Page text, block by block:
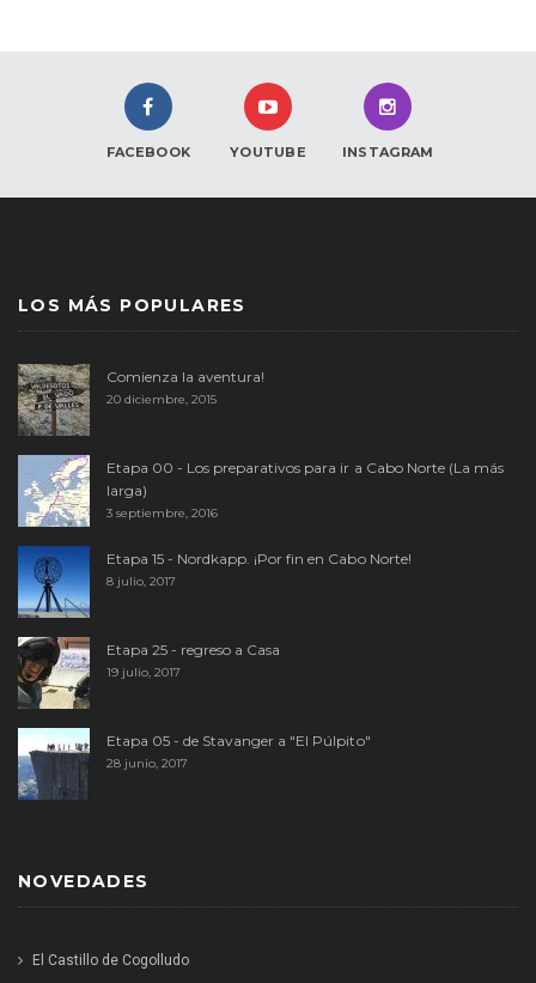
FACEBOOK YOUTUBE INSTAGRAM
LOS MÁS POPULARES
Comienza la aventura!
20 diciembre, 2015
Etapa 00 - Los preparativos para ir a Cabo Norte (La más
larga)
3 septiembre, 2016
Etapa 15 - Nordkapp. ¡Por fin en Cabo Norte!
8 julio, 2017
Etapa 25 - regreso a Casa
19 julio, 2017
Etapa 05 - de Stavanger a "El Púlpito"
28 junio, 2017
NOVEDADES
El Castillo de Cogolludo